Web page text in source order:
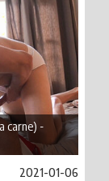
carne) -
2021-01-06